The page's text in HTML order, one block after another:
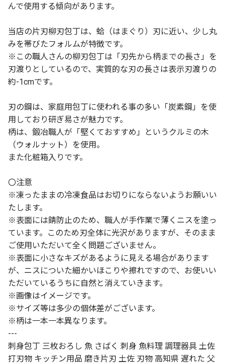
んで使用する傾向があります。
当店の片刃柳刃包丁は、蛤（はまぐり）刃に近い、少し丸
みを帯びたフォルムが特徴です。
※この職人さんの柳刃包丁は「刃先から柄までの長さ」を
刃渡りとしているので、実質的な刃の長さは表示刃渡りの
約-1cmです。
刃の鋼は、家庭用包丁に使われる事の多い「炭素鋼」を使
用しており研ぎ易さが魅力です。
柄は、鍛冶職人が「堅くておすすめ」というクルミの木
（ウォルナット）を使用。
また化粧箱入りです。
〇注意
※凍ったままの冷凍食品はお切りにならないようお願いい
たします。
※表面には錆防止のため、職人が手作業で薄くニスを塗っ
ています。このため刃全体に光沢がありますが、そのまま
ご使用いただいて全く問題ございません。
※表面に小さなキズがあるように見える場合があります
が、ニスについた細かいほこりや擦れですので、お使いい
ただいているうちに自然と消えていきます。
※画像はイメージです。
※サイズ等は多少の個体差がございます。
※柄は一本一本異なります。
---
刺身包丁 三枚おろし 魚 さばく 刺身 魚料理 調理器具 土佐
打刃物 キッチン用品 磨き片刃 土佐 刃物 高知県 遅れた 父